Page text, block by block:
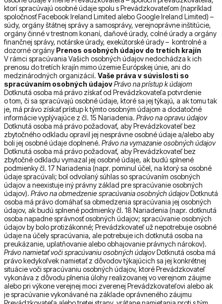
ktorí spracúvajú osobné údaje spolu s Prevádzkovateľom (napríklad
spoločnosť Facebook Ireland Limited alebo Google Ireland Limited) –
súdy, orgány štátnej správy a samosprávy, verejnoprávne inštitúcie,
orgány činné v trestnom konaní, daňové úrady, colné úrady a orgány
finančnej správy, notárske úrady, exekútorské úrady – kontrolné a
dozorné orgány Prenos osobných údajov do tretích krajín
V rámci spracúvania Vašich osobných údajov nedochádza k ich
prenosu do tretích krajín mimo územie Európskej únie, ani do
medzinárodných organizácií. Vaše práva v súvislosti so
spracúvaním osobných údajovPrávo na prístup k údajom
Dotknutá osoba má právo získať od Prevádzkovateľa potvrdenie
o tom, či sa spracúvajú osobné údaje, ktoré sa jej týkajú, a ak tomu tak
je, má právo získať prístup k týmto osobným údajom a dodatočné
informácie vyplývajúce z čl. 15 Nariadenia. Právo na opravu údajov
Dotknutá osoba má právo požadovať, aby Prevádzkovateľ bez
zbytočného odkladu opravil jej nesprávne osobné údaje a/alebo aby
boli jej osobné údaje doplnené. Právo na vymazanie osobných údajov
Dotknutá osoba má právo požadovať, aby Prevádzkovateľ bez
zbytočné odkladu vymazal jej osobné údaje, ak budú splnené
podmienky čl. 17 Nariadenia (napr. pominul účel, na ktorý sa osobné
údaje spracúvali; bol odvolaný súhlas so spracúvaním osobných
údajov a neexistuje iný právny základ pre spracúvanie osobných
údajov). Právo na obmedzenie spracúvania osobných údajovDotknutá
osoba má právo domáhať sa obmedzenia spracúvania jej osobných
údajov, ak budú splnené podmienky čl. 18 Nariadenia (napr. dotknutá
osoba napadne správnosť osobných údajov; spracúvanie osobných
údajov by bolo protizákonné; Prevádzkovateľ už nepotrebuje osobné
údaje na účely spracúvania, ale potrebuje ich dotknutá osoba na
preukázanie, uplatňovanie alebo obhajovanie právnych nárokov).
Právo namietať voči spracúvaniu osobných údajovDotknutá osoba má
právo kedykoľvek namietať z dôvodov týkajúcich sa jej konkrétnej
situácie voči spracúvaniu osobných údajov, ktoré Prevádzkovateľ
vykonáva z dôvodu plnenia úlohy realizovanej vo verejnom záujme
alebo pri výkone verejnej moci zverenej Prevádzkovateľovi alebo ak
je spracúvanie vykonávané na základe oprávneného záujmu